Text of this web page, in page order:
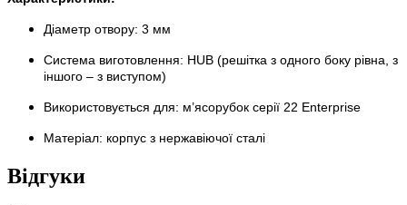
Діаметр отвору: 3 мм
Система виготовлення: HUB (решітка з одного боку рівна, з
іншого – з виступом)
Використовується для: м’ясорубок серії 22 Enterprise
Матеріал: корпус з нержавіючої сталі
Відгуки